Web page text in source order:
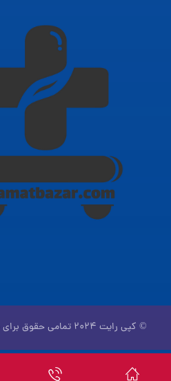
© کپی رایت ۲۰۲۴ تمامی حقوق برای سلامت بازار محفوظ می باشد.